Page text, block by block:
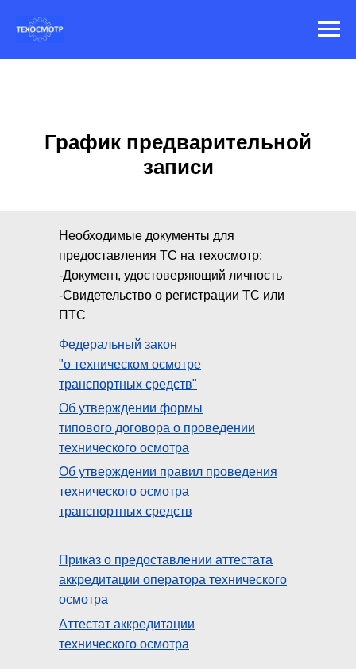
График предварительной
записи
Федеральный закон
"о техническом осмотре
транспортных средств"
Об утверждении формы
типового договора о проведении
технического осмотра
Об утверждении правил проведения
технического осмотра
транспортных средств
Приказ о предоставлении аттестата
аккредитации оператора технического
осмотра
Аттестат аккредитации
технического осмотра
Необходимые документы для
предоставления ТС на техосмотр:
-Документ, удостоверяющий личность
-Свидетельство о регистрации ТС или
ПТС